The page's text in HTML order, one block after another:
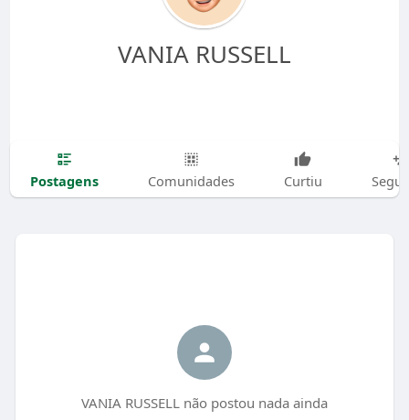
VANIA RUSSELL
Postagens Comunidades Curtiu
VANIA RUSSELL não postou nada ainda